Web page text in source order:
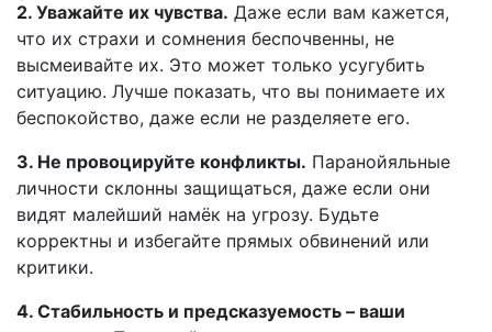
2. Уважайте их чувства. Даже если вам кажется,
что их страхи и сомнения беспочвенны, не
высмеивайте их. Это может только усугубить
ситуацию. Лучше показать, что вы понимаете их
беспокойство, даже если не разделяете его.
3. Не провоцируйте конфликты. Паранойяльные
личности склонны защищаться, даже если они
видят малейший намёк на угрозу. Будьте
корректны и избегайте прямых обвинений или
критики.
4. Стабильность и предсказуемость – ваши